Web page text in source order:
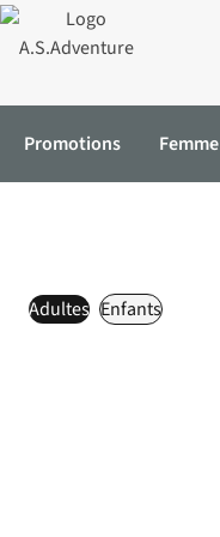
Promotions Femme
Adultes Enfants